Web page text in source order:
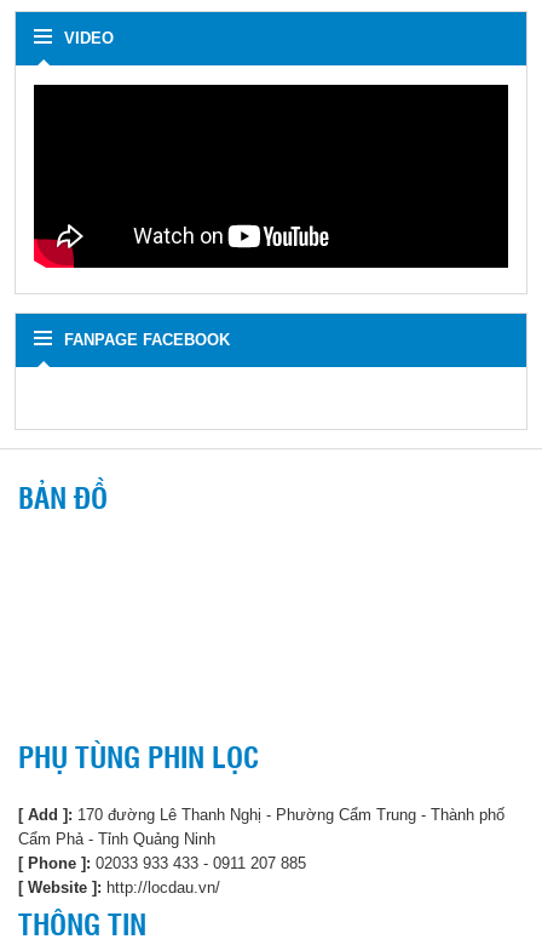
VIDEO
FANPAGE FACEBOOK
BẢN ĐỒ
PHỤ TÙNG PHIN LỌC
[ Add ]: 170 đường Lê Thanh Nghị - Phường Cẩm Trung - Thành phố
Cẩm Phả - Tỉnh Quảng Ninh
[ Phone ]: 02033 933 433 - 0911 207 885
[ Website ]: http://locdau.vn/
THÔNG TIN